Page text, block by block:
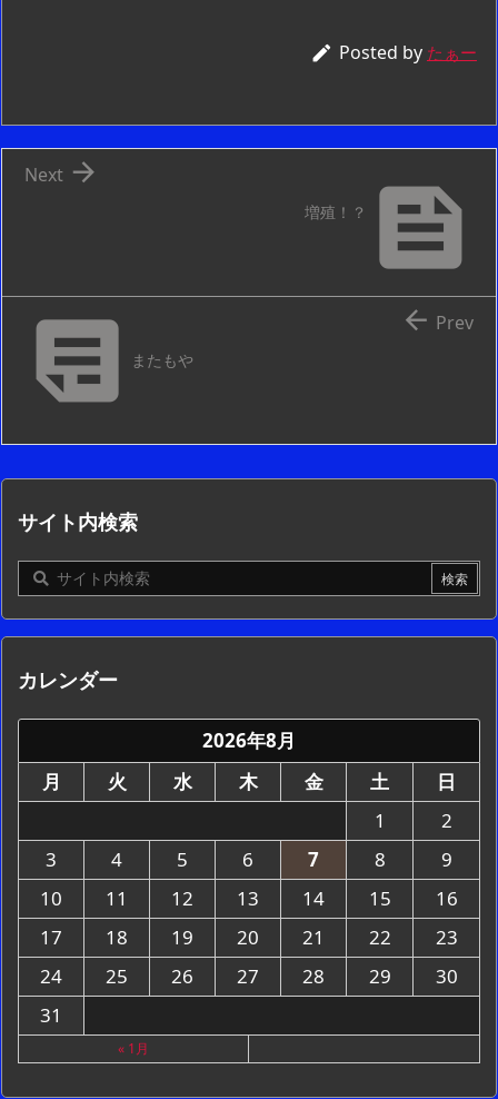
 Posted by たぁー

増殖！？

Next
 またもや
 Prev
サイト内検索
カレンダー
2026年8月
月
火 水 木 金 土
日
1
2
3
4 5 6 7 8
9
10
11 12 13 14 15
16
17
18 19 20 21 22
23
24
25 26 27 28 29
30
31
« 1月